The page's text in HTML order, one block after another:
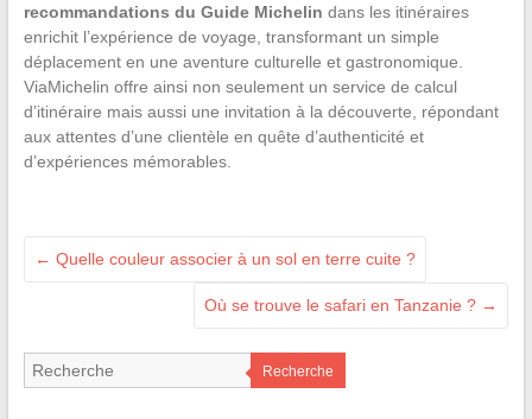
recommandations du Guide Michelin dans les itinéraires
enrichit l’expérience de voyage, transformant un simple
déplacement en une aventure culturelle et gastronomique.
ViaMichelin offre ainsi non seulement un service de calcul
d’itinéraire mais aussi une invitation à la découverte, répondant
aux attentes d’une clientèle en quête d’authenticité et
d’expériences mémorables.
← Quelle couleur associer à un sol en terre cuite ?
Où se trouve le safari en Tanzanie ? →
Recherche